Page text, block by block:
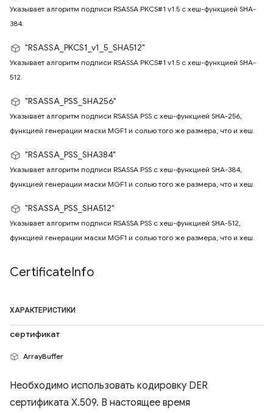
Указывает алгоритм подписи RSASSA PKCS#1 v1.5 с хеш-функцией SHA-
384.
"RSASSA_PKCS1_v1_5_SHA512"
Указывает алгоритм подписи RSASSA PKCS#1 v1.5 с хеш-функцией SHA-
512.
"RSASSA_PSS_SHA256"
Указывает алгоритм подписи RSASSA PSS с хеш-функцией SHA-256,
функцией генерации маски MGF1 и солью того же размера, что и хеш.
"RSASSA_PSS_SHA384"
Указывает алгоритм подписи RSASSA PSS с хеш-функцией SHA-384,
функцией генерации маски MGF1 и солью того же размера, что и хеш.
"RSASSA_PSS_SHA512"
Указывает алгоритм подписи RSASSA PSS с хеш-функцией SHA-512,
функцией генерации маски MGF1 и солью того же размера, что и хеш.
CertificateInfo
ХАРАКТЕРИСТИКИ
сертификат
ArrayBuffer
Необходимо использовать кодировку DER
сертификата X.509. В настоящее время